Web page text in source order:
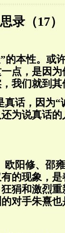
录（17）
的本性。或
点，是因
我们就到
话，因为“
为说真话
阳修、邵
的现象，
狷和激烈
对手朱熹也